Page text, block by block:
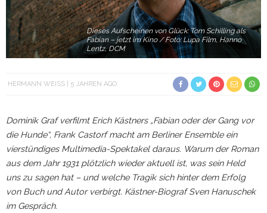
Dieses Aufscheinen von Glück: Tom Schilling als
Fabian – jetzt im Kino / Foto: Lupa Film, Hanno
Lentz, DCM
HERMANN WEISS 5 JAHREN AGO
Dominik Graf verfilmt Erich Kästners „Fabian oder der Gang vor
die Hunde“, Frank Castorf macht am Berliner Ensemble ein
vierstündiges Multimedia-Spektakel daraus. Warum der Roman
aus dem Jahr 1931 plötzlich wieder aktuell ist, was sein Held
uns zu sagen hat – und welche Tragik sich hinter dem Erfolg
von Buch und Autor verbirgt. Kästner-Biograf Sven Hanuschek
im Gespräch.